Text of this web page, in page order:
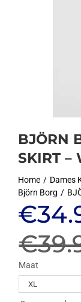
BJÖRN
SKIRT –
Home Dames
Björn Borg
€
€
Maat